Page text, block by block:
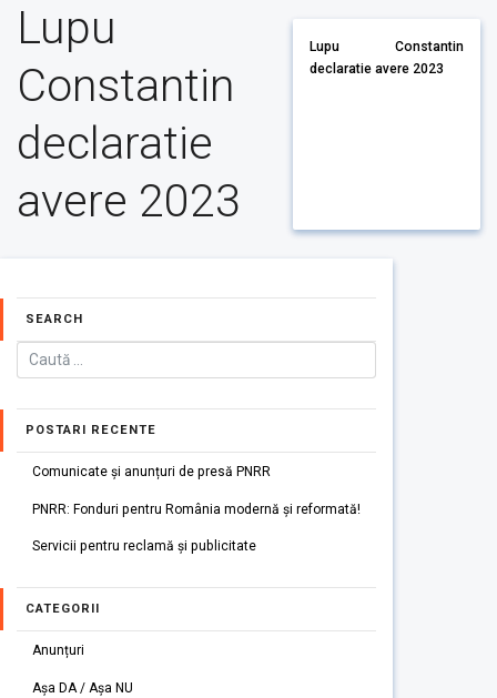
Lupu
Constantin
declaratie
avere 2023
Lupu Constantin
declaratie avere 2023
SEARCH
POSTARI RECENTE
Comunicate și anunțuri de presă PNRR
PNRR: Fonduri pentru România modernă și reformată!
Servicii pentru reclamă și publicitate
CATEGORII
Anunțuri
Așa DA / Așa NU